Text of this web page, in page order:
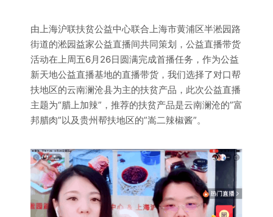
由上海沪联扶贫公益中心联合上海市黄浦区半淞园路
街道的淞园益家公益直播间共同策划，公益直播带货
活动在上周五6月26日圆满完成首播任务，作为公益
新天地公益直播基地的直播带货，我们选择了对口帮
扶地区的云南澜沧县为主的扶贫产品，此次公益直播
主题为“腊上加辣”，推荐的扶贫产品是云南澜沧的”富
邦腊肉”以及贵州帮扶地区的”嵩二辣椒酱”。